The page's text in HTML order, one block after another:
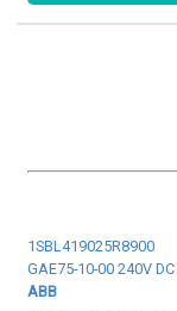
1SBL419025R8900
GAE75-10-00 240V DC
ABB